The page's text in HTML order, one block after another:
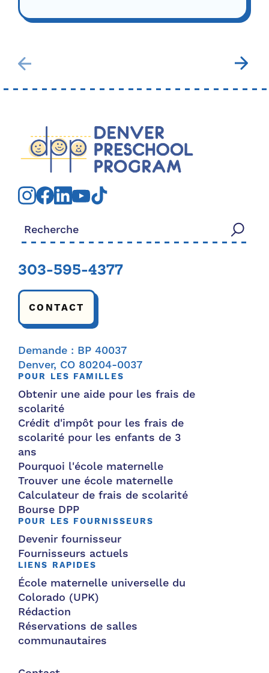
Rechercher:
303-595-4377
CONTACT
Demande : BP 40037
Denver, CO 80204-0037
POUR LES FAMILLES
Obtenir une aide pour les frais de
scolarité
Crédit d'impôt pour les frais de
scolarité pour les enfants de 3
ans
Pourquoi l'école maternelle
Trouver une école maternelle
Calculateur de frais de scolarité
Bourse DPP
POUR LES FOURNISSEURS
Devenir fournisseur
Fournisseurs actuels
LIENS RAPIDES
École maternelle universelle du
Colorado (UPK)
Rédaction
Réservations de salles
communautaires